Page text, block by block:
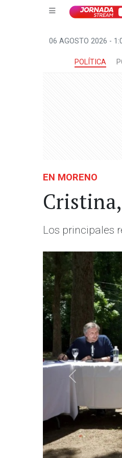
06 AGOSTO 2026 -
POLÍTICA
EN MORENO
Los principales
Anterior